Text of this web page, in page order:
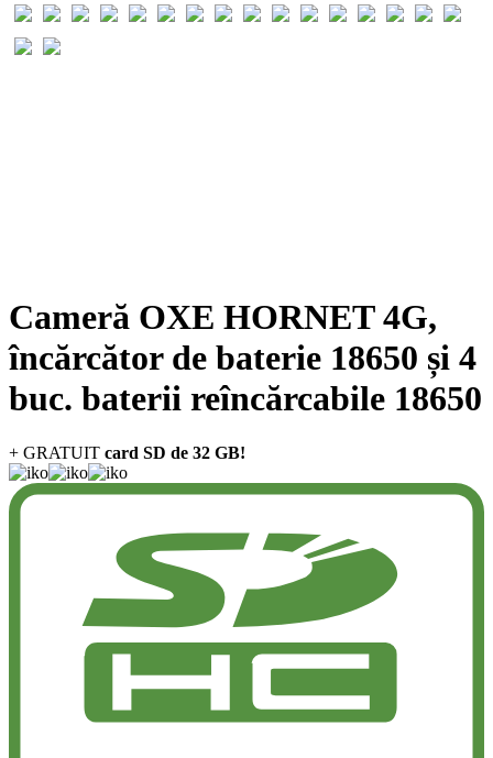
Cameră OXE HORNET 4G,
încărcător de baterie 18650 și 4
buc. baterii reîncărcabile 18650
+ GRATUIT card SD de 32 GB!